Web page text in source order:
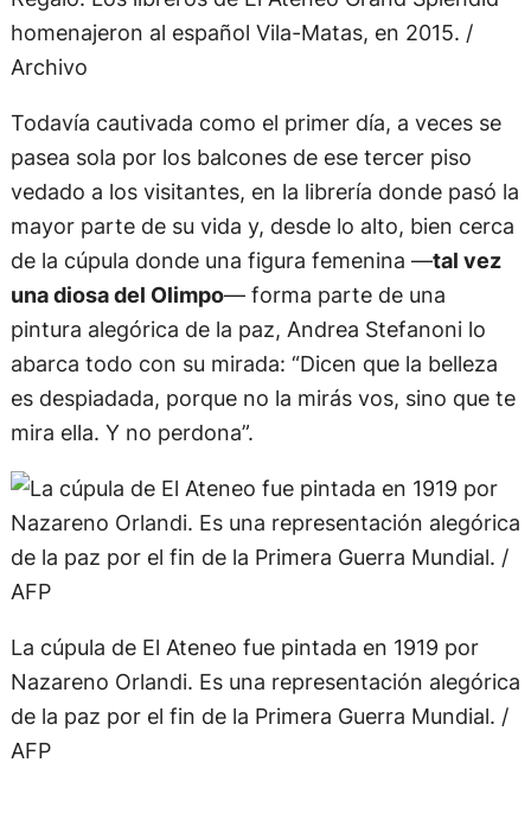
Regalo. Los libreros de El Ateneo Grand Splendid
homenajeron al español Vila-Matas, en 2015. /
Archivo
Todavía cautivada como el primer día, a veces se
pasea sola por los balcones de ese tercer piso
vedado a los visitantes, en la librería donde pasó la
mayor parte de su vida y, desde lo alto, bien cerca
de la cúpula donde una figura femenina —tal vez
una diosa del Olimpo— forma parte de una
pintura alegórica de la paz, Andrea Stefanoni lo
abarca todo con su mirada: “Dicen que la belleza
es despiadada, porque no la mirás vos, sino que te
mira ella. Y no perdona”.
La cúpula de El Ateneo fue pintada en 1919 por
Nazareno Orlandi. Es una representación alegórica
de la paz por el fin de la Primera Guerra Mundial. /